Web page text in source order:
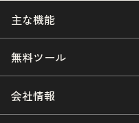
主な機能
無料ツール
会社情報